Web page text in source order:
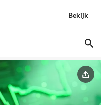
Bekijk